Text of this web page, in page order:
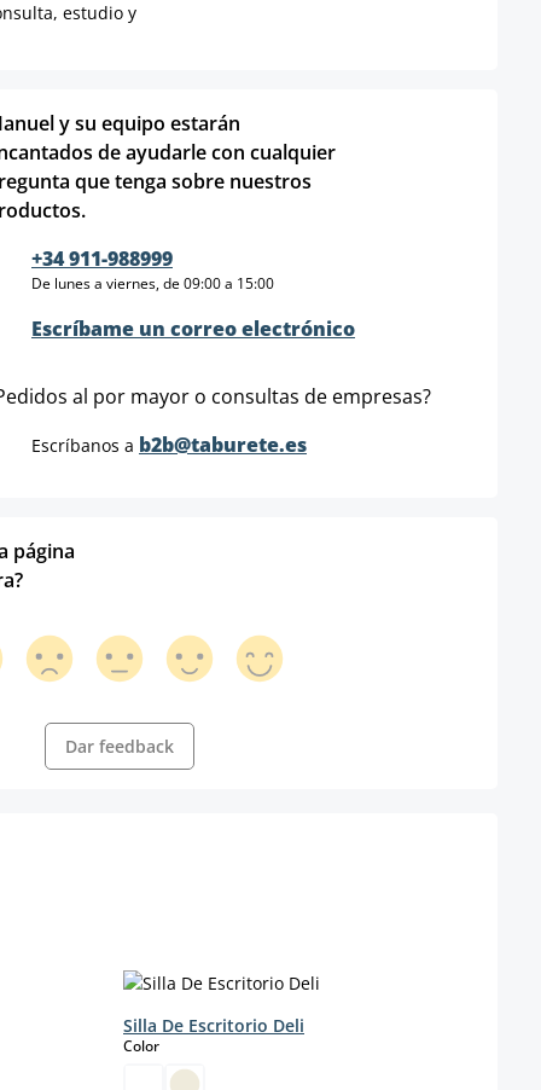
estudio y
y su equipo estarán
de ayudarle con cualquier
que tenga sobre nuestros
+34 911-988999
De lunes a viernes, de 09:00 a 15:00
Escríbame un correo electrónico
al por mayor o consultas de empresas?
Escríbanos a b2b@taburete.es
página
Dar feedback
Silla De Escritorio Deli
Colorselect